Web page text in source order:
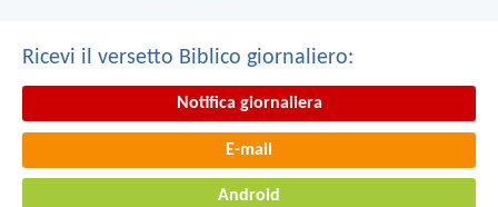
Ricevi il versetto Biblico giornaliero:
Notifica giornaliera
E-mail
Android